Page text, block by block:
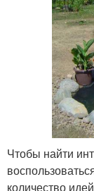
Чтобы найти
количество